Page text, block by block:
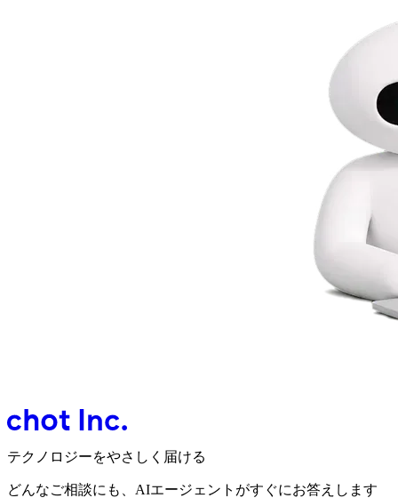
テクノロジーをやさしく届ける
どんなご相談にも、 AIエージェントがすぐにお答えします